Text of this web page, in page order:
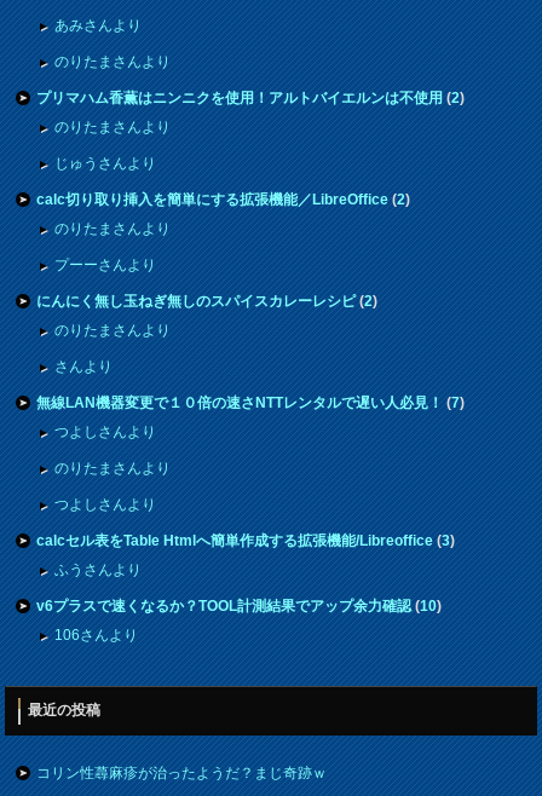
あみさんより
のりたまさんより
プリマハム香薫はニンニクを使用！アルトバイエルンは不使用(2)
のりたまさんより
じゅうさんより
calc切り取り挿入を簡単にする拡張機能／LibreOffice(2)
のりたまさんより
プーーさんより
にんにく無し玉ねぎ無しのスパイスカレーレシピ(2)
のりたまさんより
さんより
無線LAN機器変更で１０倍の速さNTTレンタルで遅い人必見！(7)
つよしさんより
のりたまさんより
つよしさんより
calcセル表をTable Htmlへ簡単作成する拡張機能/Libreoffice(3)
ふうさんより
v6プラスで速くなるか？TOOL計測結果でアップ余力確認(10)
106さんより
最近の投稿
コリン性蕁麻疹が治ったようだ？まじ奇跡ｗ